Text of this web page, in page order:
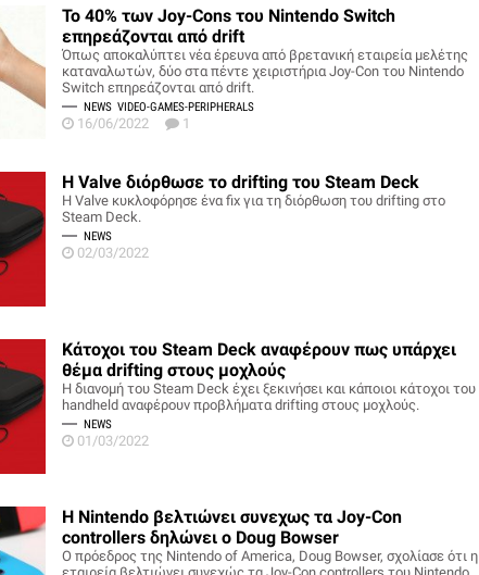
Το 40% των Joy-Cons του Nintendo Switch
επηρεάζονται από drift
Όπως αποκαλύπτει νέα έρευνα από βρετανική εταιρεία μελέτης
καταναλωτών, δύο στα πέντε χειριστήρια Joy-Con του Nintendo
Switch επηρεάζονται από drift.
NEWS VIDEO-GAMES-PERIPHERALS
16/06/2022 1
Η Valve διόρθωσε το drifting του Steam Deck
H Valve κυκλοφόρησε ένα fix για τη διόρθωση του drifting στο
Steam Deck.
NEWS
02/03/2022
Κάτοχοι του Steam Deck αναφέρουν πως υπάρχει
θέμα drifting στους μοχλούς
Η διανομή του Steam Deck έχει ξεκινήσει και κάποιοι κάτοχοι του
handheld αναφέρουν προβλήματα drifting στους μοχλούς.
NEWS
01/03/2022
Η Nintendo βελτιώνει συνεχως τα Joy-Con
controllers δηλώνει ο Doug Bowser
Ο πρόεδρος της Nintendo of America, Doug Bowser, σχολίασε ότι η